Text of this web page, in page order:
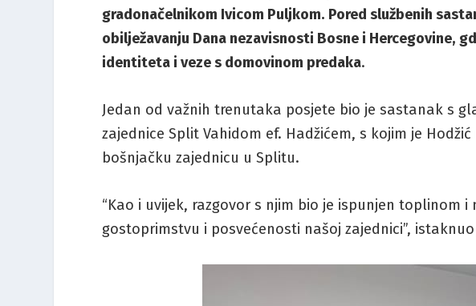
gradonačelnikom Ivicom Puljkom. Pored službenih
obilježavanju Dana nezavisnosti Bosne i Hercegovine,
identiteta i veze s domovinom predaka.
Jedan od važnih trenutaka posjete bio je sastanak s
zajednice Split Vahidom ef. Hadžićem, s kojim je
bošnjačku zajednicu u Splitu.
“Kao i uvijek, razgovor s njim bio je ispunjen toplinom
gostoprimstvu i posvećenosti našoj zajednici”,